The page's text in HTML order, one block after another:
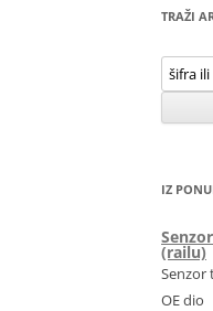
TRAŽI
IZ
(railu)
Senzor
OE dio